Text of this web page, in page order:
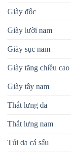
Giày đốc
Giày lười nam
Giày sục nam
Giày tăng chiều cao
Giày tây nam
Thắt lưng da
Thắt lưng nam
Túi da cá sấu